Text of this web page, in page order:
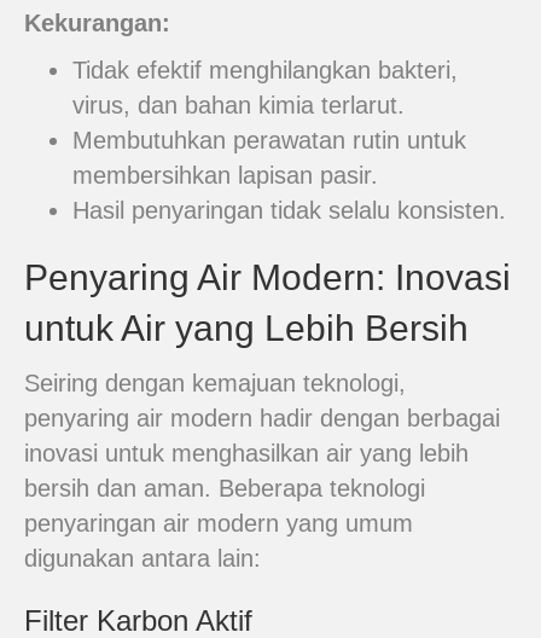
Kekurangan:
Tidak efektif menghilangkan bakteri,
virus, dan bahan kimia terlarut.
Membutuhkan perawatan rutin untuk
membersihkan lapisan pasir.
Hasil penyaringan tidak selalu konsisten.
Penyaring Air Modern: Inovasi
untuk Air yang Lebih Bersih
Seiring dengan kemajuan teknologi,
penyaring air modern hadir dengan berbagai
inovasi untuk menghasilkan air yang lebih
bersih dan aman. Beberapa teknologi
penyaringan air modern yang umum
digunakan antara lain:
Filter Karbon Aktif